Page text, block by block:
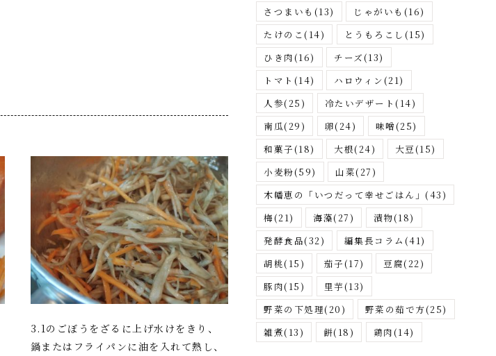
3.1のごぼうをざるに上げ水けをきり、
鍋またはフライパンに油を入れて熱し、
さつまいも (13) じゃがいも (16)
たけのこ(14) とうもろこし (15)
ひき肉(16) チーズ(13)
トマト (14) ハロウィン(21)
人参(25) 冷たいデザート(14)
南瓜(29) 卵(24) 味噌(25)
和菓子(18) 大根(24) 大豆(15)
小麦粉(59) 山菜(27)
木幡恵の「いつだって幸せごはん」(43)
梅(21) 海藻(27) 漬物(18)
発酵食品(32) 編集長コラム (41)
胡桃(15) 茄子(17) 豆腐(22)
豚肉(15) 里芋(13)
野菜の下処理(20) 野菜の茹で方(25)
雑煮(13) 餅(18) 鶏肉(14)